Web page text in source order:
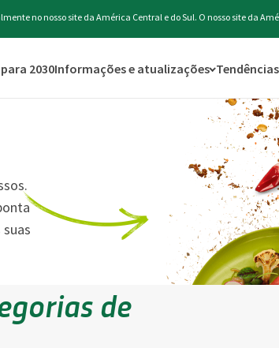
no nosso site da América Central e do Sul. O nosso site da
2030Informações e atualizações
de